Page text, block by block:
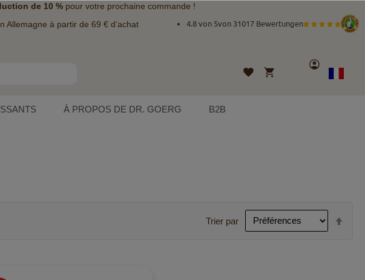
de 10 % pour votre prochaine commande !
Allemagne à partir de 69 € d’achat 4.8 von 5von 31017 Bewertungen
Liste
d’envies
Mon panier
Compte
Langue
À PROPOS DE DR. GOERG B2B
Trier par